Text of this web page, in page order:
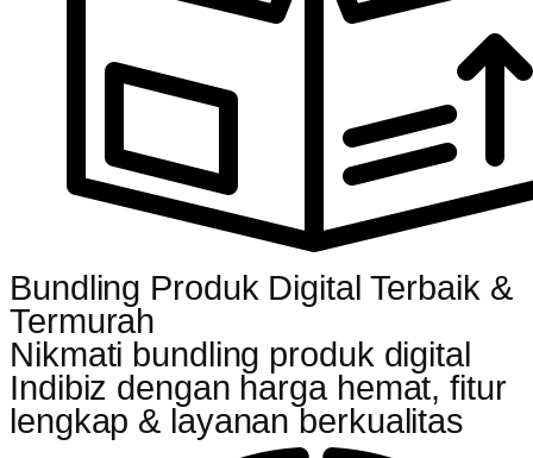
Bundling Produk Digital Terbaik &
Termurah
Nikmati bundling produk digital
Indibiz dengan harga hemat, fitur
lengkap & layanan berkualitas